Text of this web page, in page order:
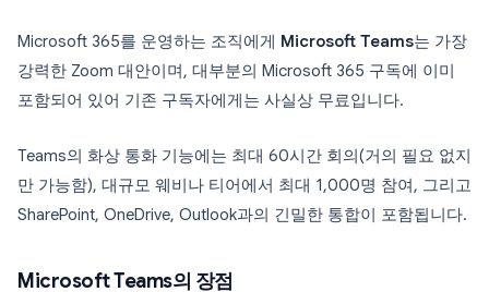
Microsoft 365를 운영하는 조직에게 Microsoft Teams는 가장
강력한 Zoom 대안이며, 대부분의 Microsoft 365 구독에 이미
포함되어 있어 기존 구독자에게는 사실상 무료입니다.
Teams의 화상 통화 기능에는 최대 60시간 회의(거의 필요 없지
만 가능함), 대규모 웨비나 티어에서 최대 1,000명 참여, 그리고
SharePoint, OneDrive, Outlook과의 긴밀한 통합이 포함됩니다.
Microsoft Teams의 장점